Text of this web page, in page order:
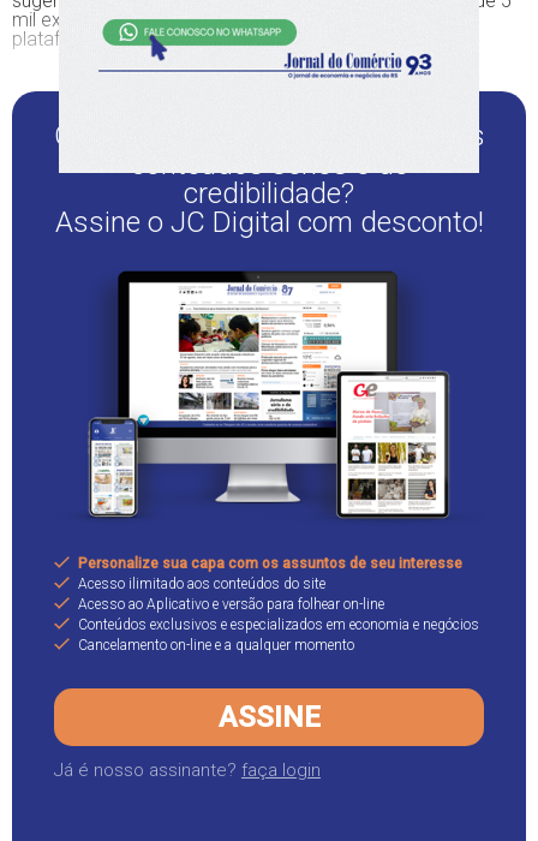
mil executivos de grandes companhias que integram a
plataforma 100 Open Startups.
Quer continuar lendo este e outros
conteúdos sérios e de
credibilidade?
Assine o JC Digital com desconto!
Personalize sua capa com os assuntos de seu interesse
Acesso ilimitado aos conteúdos do site
Acesso ao Aplicativo e versão para folhear on-line
Conteúdos exclusivos e especializados em economia e negócios
Cancelamento on-line e a qualquer momento
ASSINE
Já é nosso assinante? faça login